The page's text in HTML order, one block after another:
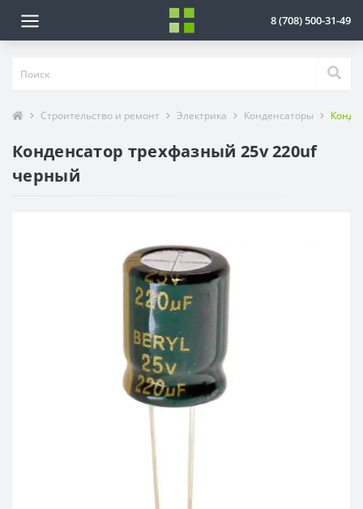
8 (708) 500-31-49
Строительство и ремонт Электрика Конденсаторы
Конденсатор трехфазный 25v 220uf
черный